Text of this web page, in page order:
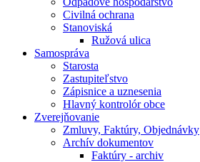
Civilná ochrana
Stanoviská
Ružová ulica
Samospráva
Starosta
Zastupiteľstvo
Zápisnice a uznesenia
Hlavný kontrolór obce
Zverejňovanie
Zmluvy, Faktúry, Objednávky
Archív dokumentov
Faktúry - archiv